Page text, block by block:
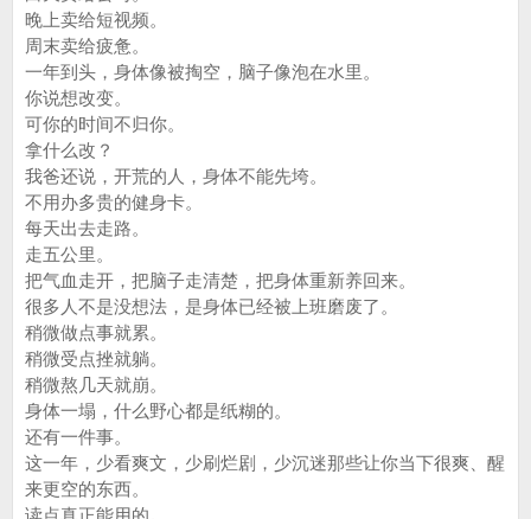
晚上卖给短视频。
周末卖给疲惫。
一年到头，身体像被掏空，脑子像泡在水里。
你说想改变。
可你的时间不归你。
拿什么改？
我爸还说，开荒的人，身体不能先垮。
不用办多贵的健身卡。
每天出去走路。
走五公里。
把气血走开，把脑子走清楚，把身体重新养回来。
很多人不是没想法，是身体已经被上班磨废了。
稍微做点事就累。
稍微受点挫就躺。
稍微熬几天就崩。
身体一塌，什么野心都是纸糊的。
还有一件事。
这一年，少看爽文，少刷烂剧，少沉迷那些让你当下很爽、醒
来更空的东西。
读点真正能用的。